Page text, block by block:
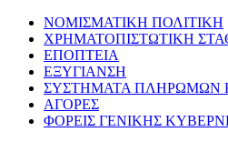
ΝΟΜΙΣΜΑΤΙΚΗ ΠΟΛΙΤΙΚΗ
ΧΡΗΜΑΤΟΠΙΣΤΩΤΙΚΗ
ΕΠΟΠΤΕΙΑ
ΕΞΥΓΙΑΝΣΗ
ΣΥΣΤΗΜΑΤΑ ΠΛΗΡΩΜΩΝ
ΑΓΟΡΕΣ
ΦΟΡΕΙΣ ΓΕΝΙΚΗΣ